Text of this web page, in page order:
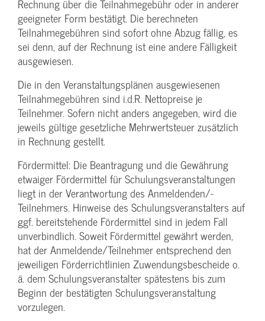
Rechnung über die Teilnahmegebühr oder in anderer
geeigneter Form bestätigt. Die berechneten
Teilnahmegebühren sind sofort ohne Abzug fällig, es
sei denn, auf der Rechnung ist eine andere Fälligkeit
ausgewiesen.
Die in den Veranstaltungsplänen ausgewiesenen
Teilnahmegebühren sind i.d.R. Nettopreise je
Teilnehmer. Sofern nicht anders angegeben, wird die
jeweils gültige gesetzliche Mehrwertsteuer zusätzlich
in Rechnung gestellt.
Fördermittel: Die Beantragung und die Gewährung
etwaiger Fördermittel für Schulungs­veranstaltungen
liegt in der Verantwortung des Anmeldenden/­
Teilnehmers. Hinweise des Schulungs­veranstalters auf
ggf. bereitstehende Fördermittel sind in jedem Fall
unverbindlich. Soweit Fördermittel gewährt werden,
hat der Anmeldende/­Teilnehmer entsprechend den
jeweiligen Förderrichtlinien Zuwendungs­bescheide o.
ä. dem Schulungs­veranstalter spätestens bis zum
Beginn der bestätigten Schulungs­veranstaltung
vorzulegen.